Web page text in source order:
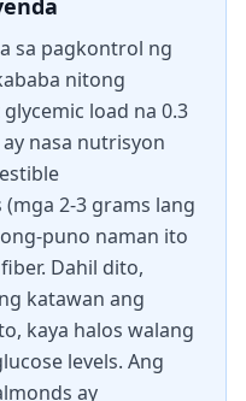
sa pagkontrol ng
nitong
load na 0.3
nasa nutrisyon
2-3 grams lang
puno naman ito
Dahil dito,
katawan ang
kaya halos walang
levels. Ang
ay